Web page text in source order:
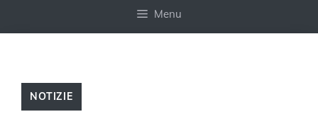
Menu
NOTIZIE